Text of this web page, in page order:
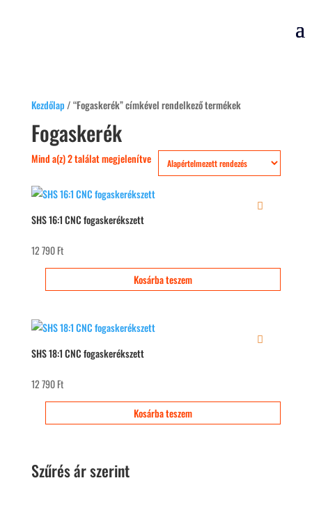
Kezdőlap / “Fogaskerék” címkével rendelkező termékek
Fogaskerék
Mind a(z) 2 találat megjelenítve
SHS 16:1 CNC fogaskerékszett
12 790Ft
Kosárba teszem
SHS 18:1 CNC fogaskerékszett
12 790Ft
Kosárba teszem
Szűrés ár szerint